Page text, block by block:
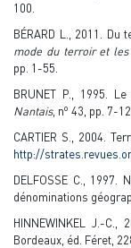
100.
BÉRARD L., 2011. Du
mode du terroir et
pp. 1-55.
BRUNET P., 1995.
Nantais, no 43, pp. 7-12.
CARTIER S., 2004.
http://
DELFOSSE C.,
dénominations
HINNEWINKEL J.-C.,
Bordeaux, éd. Féret,